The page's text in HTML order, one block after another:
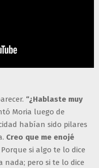
“¿Hablaste muy
Moria luego de
habían sido pilares
Creo que me enojé
Porque si algo te lo dice
pero si te lo dice